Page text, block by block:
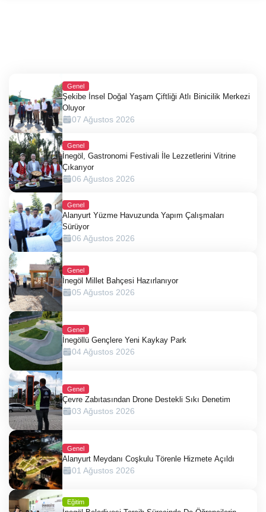
Genel
Şekibe İnsel Doğal Yaşam Çiftliği Atlı Binicilik Merkezi
Oluyor
07 Ağustos 2026
Genel
İnegöl, Gastronomi Festivali İle Lezzetlerini Vitrine
Çıkarıyor
06 Ağustos 2026
Genel
Alanyurt Yüzme Havuzunda Yapım Çalışmaları
Sürüyor
06 Ağustos 2026
Genel
İnegöl Millet Bahçesi Hazırlanıyor
05 Ağustos 2026
Genel
İnegöllü Gençlere Yeni Kaykay Park
04 Ağustos 2026
Genel
Çevre Zabıtasından Drone Destekli Sıkı Denetim
03 Ağustos 2026
Genel
Alanyurt Meydanı Coşkulu Törenle Hizmete Açıldı
01 Ağustos 2026
Eğitim